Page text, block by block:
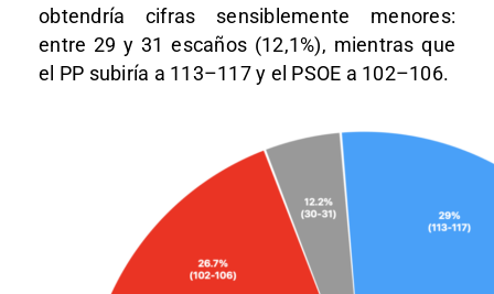
obtendría cifras sensiblemente menores:
entre 29 y 31 escaños (12,1%), mientras que
el PP subiría a 113–117 y el PSOE a 102–106.